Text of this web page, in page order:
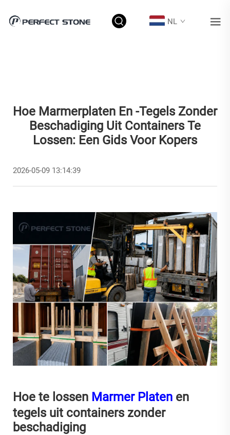
NL
Hoe Marmerplaten En -tegels Zonder
Beschadiging Uit Containers Te
Lossen: Een Gids Voor Kopers
2026-05-09 13:14:39
Hoe te lossen Marmer Platen en
tegels uit containers zonder
beschadiging